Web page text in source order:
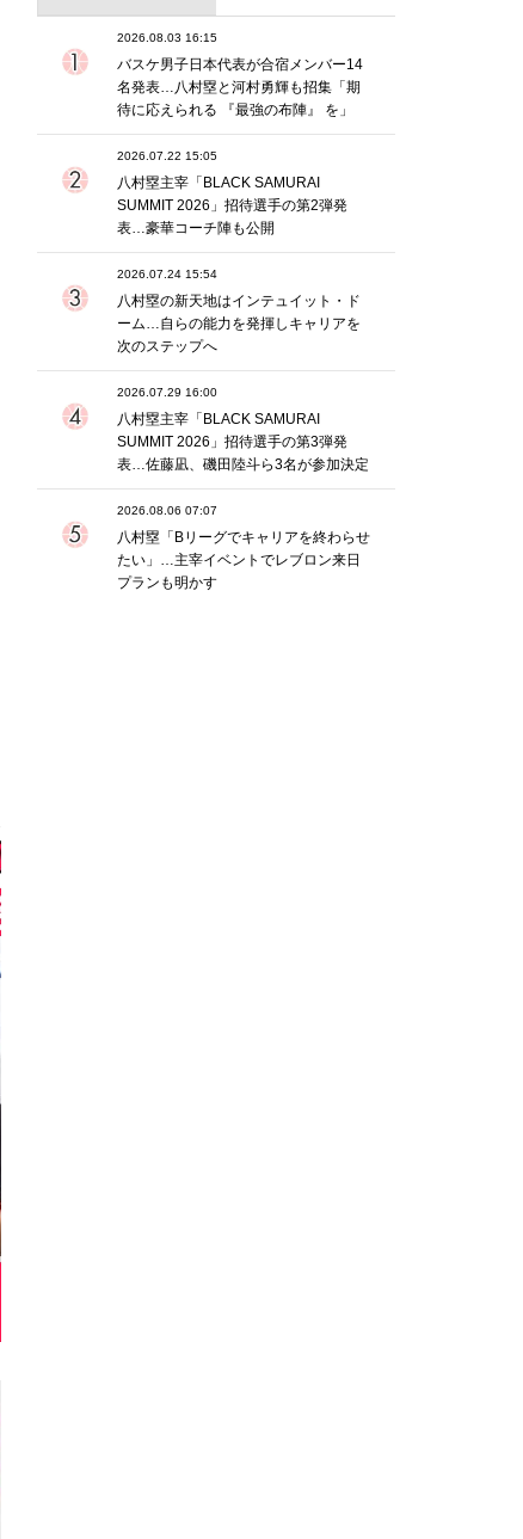
2026.08.03 16:15
バスケ男子日本代表が合宿メンバー14
名発表…八村塁と河村勇輝も招集「期
待に応えられる 『最強の布陣』 を」
2026.07.22 15:05
八村塁主宰「BLACK SAMURAI
SUMMIT 2026」招待選手の第2弾発
表…豪華コーチ陣も公開
2026.07.24 15:54
八村塁の新天地はインテュイット・ド
ーム…自らの能力を発揮しキャリアを
次のステップへ
2026.07.29 16:00
八村塁主宰「BLACK SAMURAI
SUMMIT 2026」招待選手の第3弾発
表…佐藤凪、磯田陸斗ら3名が参加決定
2026.08.06 07:07
八村塁「Bリーグでキャリアを終わらせ
たい」…主宰イベントでレブロン来日
プランも明かす